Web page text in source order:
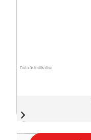
Data är indikativa